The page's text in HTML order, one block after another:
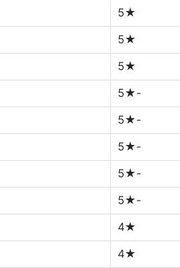
5★
5★
5★
5★-
5★-
5★-
5★-
5★-
4★
4★